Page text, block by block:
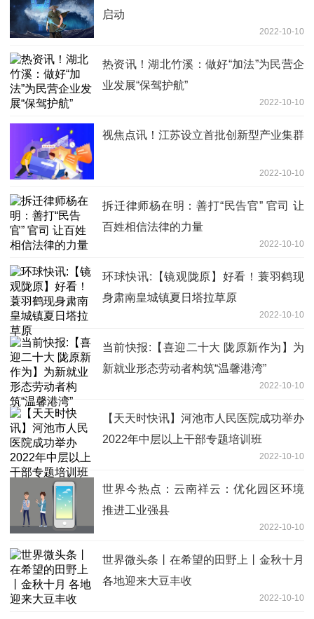
启动
2022-10-10
热资讯！湖北竹溪：做好“加法”为民营企
业发展“保驾护航”
2022-10-10
视焦点讯！江苏设立首批创新型产业集群
2022-10-10
拆迁律师杨在明：善打“民告官” 官司 让
百姓相信法律的力量
2022-10-10
环球快讯:【镜观陇原】好看！蓑羽鹤现
身肃南皇城镇夏日塔拉草原
2022-10-10
当前快报:【喜迎二十大 陇原新作为】为
新就业形态劳动者构筑“温馨港湾”
2022-10-10
【天天时快讯】河池市人民医院成功举办
2022年中层以上干部专题培训班
2022-10-10
世界今热点：云南祥云：优化园区环境
推进工业强县
2022-10-10
世界微头条丨在希望的田野上丨金秋十月
各地迎来大豆丰收
2022-10-10